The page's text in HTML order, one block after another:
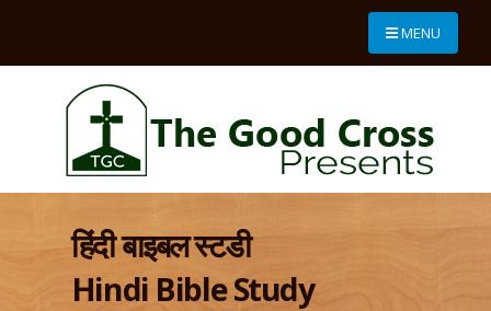
MENU
हिंदी बाइबल स्टडी
Hindi Bible Study